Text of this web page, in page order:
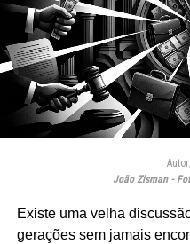
João Zisman -
Existe uma velha
gerações sem jamais